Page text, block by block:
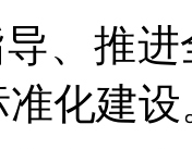
导、推
化建设